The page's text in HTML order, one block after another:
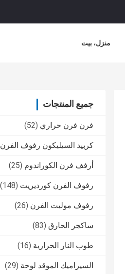
منزل، بيت
جميع المنتجات
فرن فرن حراري (52)
كربيد السيليكون رفوف الفرن
أرفف فرن الكوراندوم (25)
رفوف الفرن كورديريت (148)
رفوف موليت الفرن (26)
ساكجر الحارق (83)
طوب النار الحرارية (16)
السيراميك الموقد لوحة (29)